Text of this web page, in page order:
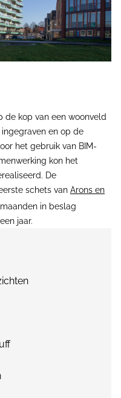
de kop van een woonveld
en op de
het gebruik van BIM-
kon het
De
schets van Arons en
in beslag
jaar.